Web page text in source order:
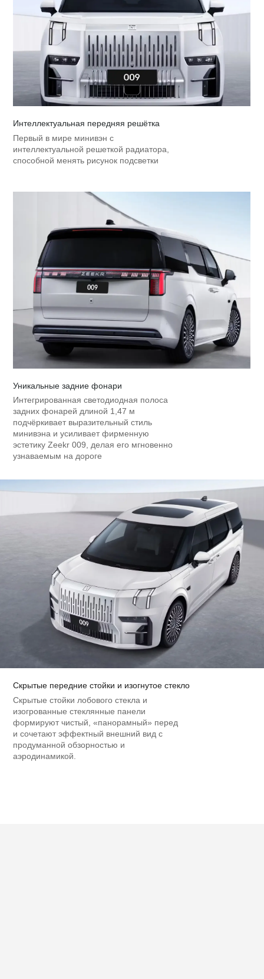
Интеллектуальная передняя решётка
Уникальные задние фонари
Первый в мире минивэн с
интеллектуальной решеткой радиатора,
способной менять рисунок подсветки
Интегрированная светодиодная полоса
задних фонарей длиной 1,47 м
подчёркивает выразительный стиль
минивэна и усиливает фирменную
эстетику Zeekr 009, делая его мгновенно
узнаваемым на дороге
Скрытые передние стойки и изогнутое стекло
Скрытые стойки лобового стекла и
изогрованные стеклянные панели
формируют чистый, «панорамный» перед
и сочетают эффектный внешний вид с
продуманной обзорностью и
аэродинамикой.